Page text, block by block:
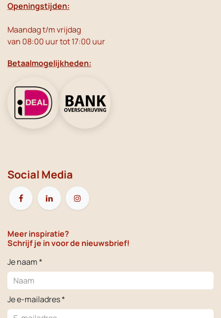
Openingstijden:
Maandag t/m vrijdag
van 08:00 uur tot 17:00 uur
Betaalmogelijkheden:
Social Media
Meer inspiratie?
Schrijf je in voor de nieuwsbrief!
Je naam *
Je e-mailadres *